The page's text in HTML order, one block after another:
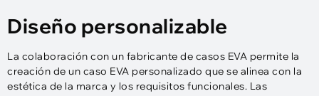
Diseño personalizable
La colaboración con un fabricante de casos EVA permite la
creación de un caso EVA personalizado que se alinea con la
estética de la marca y los requisitos funcionales. Las